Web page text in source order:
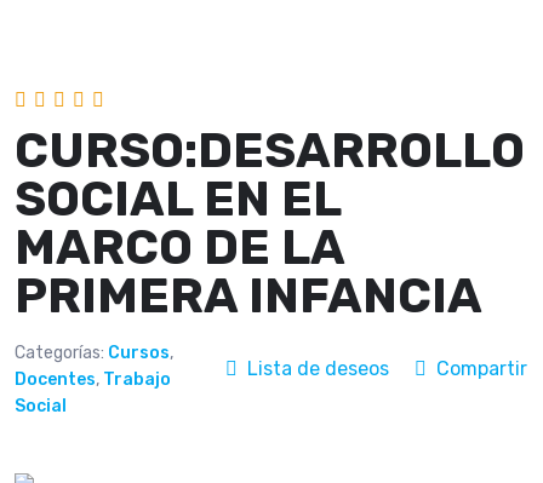
CURSO:DESARROLLO
SOCIAL EN EL
MARCO DE LA
PRIMERA INFANCIA
Categorías: Cursos,
Docentes, Trabajo
Social
Lista de deseos Compartir